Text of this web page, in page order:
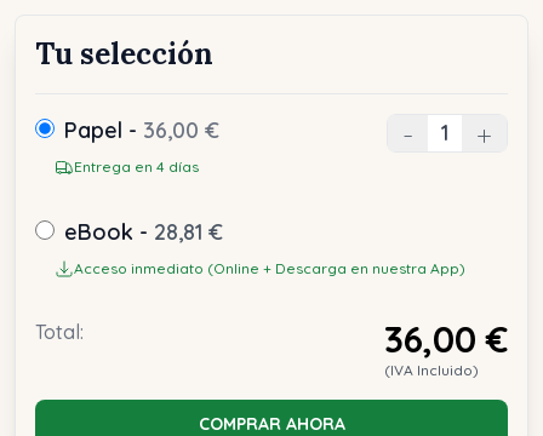
Tu selección
Papel - 36,00 €
Entrega en 4 días
- +
eBook - 28,81 €
Acceso inmediato (Online + Descarga en nuestra App)
Total: 36,00 €
(IVA Incluido)
COMPRAR AHORA